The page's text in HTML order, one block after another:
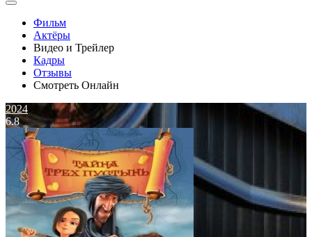
Фильм
Актёры
Видео и Трейлер
Кадры
Отзывы
Смотреть Онлайн
2024
6.8